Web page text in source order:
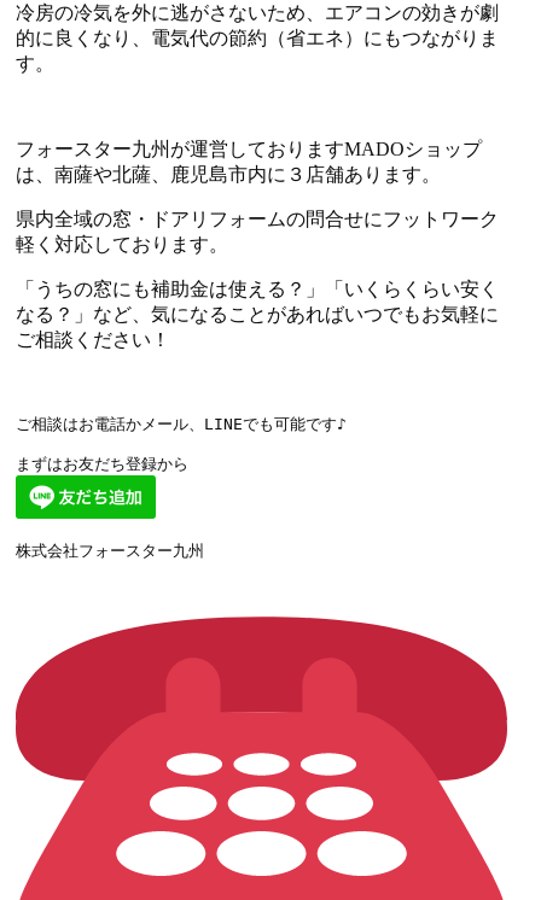
冷房の冷気を外に逃がさないため、エアコンの効きが劇
的に良くなり、電気代の節約（省エネ）にもつながりま
す。
フォースター九州が運営しておりますMADOショップ
は、南薩や北薩、鹿児島市内に３店舗あります。
県内全域の窓・ドアリフォームの問合せにフットワーク
軽く対応しております。
「うちの窓にも補助金は使える？」「いくらくらい安く
なる？」など、気になることがあればいつでもお気軽に
ご相談ください！
ご相談はお電話かメール、LINEでも可能です♪